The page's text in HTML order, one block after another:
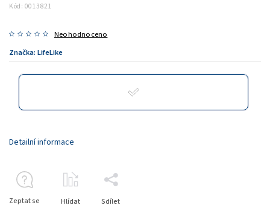
Kód: 0013821
Neohodnoceno
Značka: LifeLike
Detailní informace
Zeptat se Hlídat Sdílet